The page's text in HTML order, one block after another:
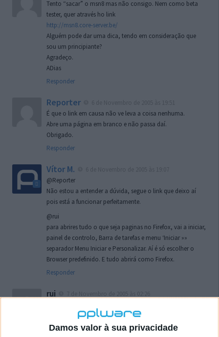
Damos valor à sua privacidade
Tento “sacar” o msn8 mas não consigo. Nem como beta
tester, quer através ho link
http://msn8.core-server.be/
Alguém pode dar uma dica, tendo em consideração que
sou um principiante?
Agradeço.
ADias
Responder
Reporter
É que o link em causa não ve leva a coisa nenhuma.
Abre uma página em branco e não passa daí.
Obrigado.
Responder
Vítor M.
@Reporter
Não estou a entender a dúvida, segue o link que deixo aí
pois está a funcionar perfeitamente.
@rui
para abrires tudo o que seja paginas no Firefox, vai a iniciar,
painel de controlo, Barra de tarefas e menu ‘Iniciar »»
separador Menu Iniciar e Personalizar. Aí é só escolher o
Browser predefinido. E tudo abrirá como Firefox.
Responder
rui
localizaçao referida n se encontra la nada k me permita por
o firefox como browser predefenido
Ja percorri o painel